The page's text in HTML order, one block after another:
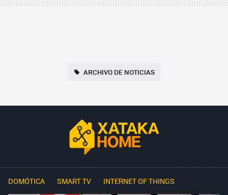
ARCHIVO DE NOTICIAS
DOMÓTICA SMART TV INTERNET OF THINGS